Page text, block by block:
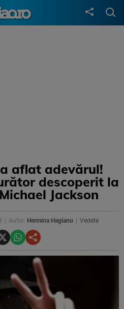
aflat adevărul!
descoperit la
Jackson
Autor: Hermina Hagianu Vedete